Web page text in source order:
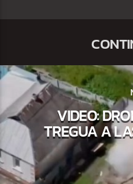
VIDEO:
TREGUA A